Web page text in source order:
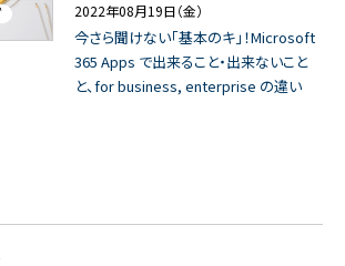
2022年08月19日（金）
今さら聞けない「基本のキ」！Microsoft
365 Apps で出来ること・出来ないこと
と、for business, enterprise の違い